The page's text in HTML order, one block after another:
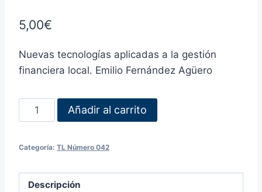
5,00€
Nuevas tecnologías aplicadas a la gestión
financiera local. Emilio Fernández Agüero
Añadir al carrito
Categoría: TL Número 042
Descripción